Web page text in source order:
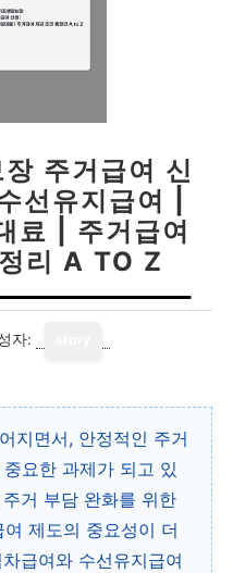
주거급여 신
선유지급여 |
료 | 주거급여
리 A TO Z
자:
지면서, 안정적인 주거
요한 과제가 되고 있
거 부담 완화를 위한
제도의 중요성이 더
급여와 수선유지급여